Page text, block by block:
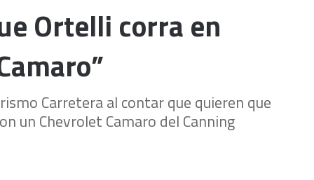
Ortelli corra en
Carretera al contar que quieren que
un Chevrolet Camaro del Canning